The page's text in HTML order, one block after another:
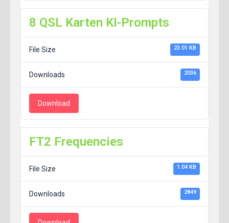
8 QSL Karten KI-Prompts
File Size 23.01 KB
Downloads 2036
Download
FT2 Frequencies
File Size 1.04 KB
Downloads 2849